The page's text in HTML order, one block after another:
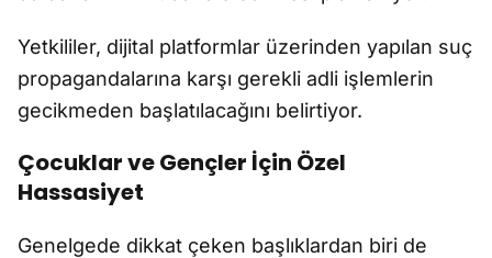
Yetkililer, dijital platformlar üzerinden yapılan suç
propagandalarına karşı gerekli adli işlemlerin
gecikmeden başlatılacağını belirtiyor.
Çocuklar ve Gençler İçin Özel
Hassasiyet
Genelgede dikkat çeken başlıklardan biri de